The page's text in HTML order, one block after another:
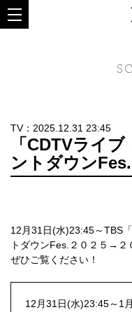
TV：2025.12.31 23:45
「CDTVライ
ントダウン
12月31日(水)23:45～TBS
トダウンFes.２０２５→２
ぜひご覧ください！
12月31日(水)23:45～1